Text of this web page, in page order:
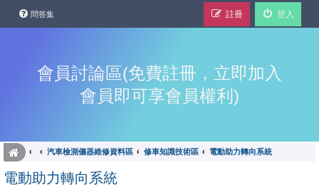
問答集 登入
註冊
會員討論區(免費註冊，立即加入
會員即可享會員權利)
汽車檢測儀器維修資料區 修車知識技術區 電動助力轉向系統
電動助力轉向系統